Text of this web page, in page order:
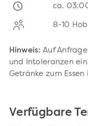
ca.
8-10
Hinweis: Auf
und Intoleranzen
Getränke zum Essen
Verfügbare